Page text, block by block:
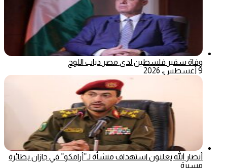
وفاة سفير فلسطين لدى مصر دياب اللوح
9 أغسطس، 2026
أنصار الله يعلنون استهداف منشأة لـ”أرامكو” في جازان بطائرة
مسيرة